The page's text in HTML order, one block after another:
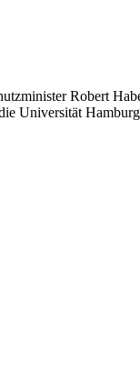
Robert
Universität